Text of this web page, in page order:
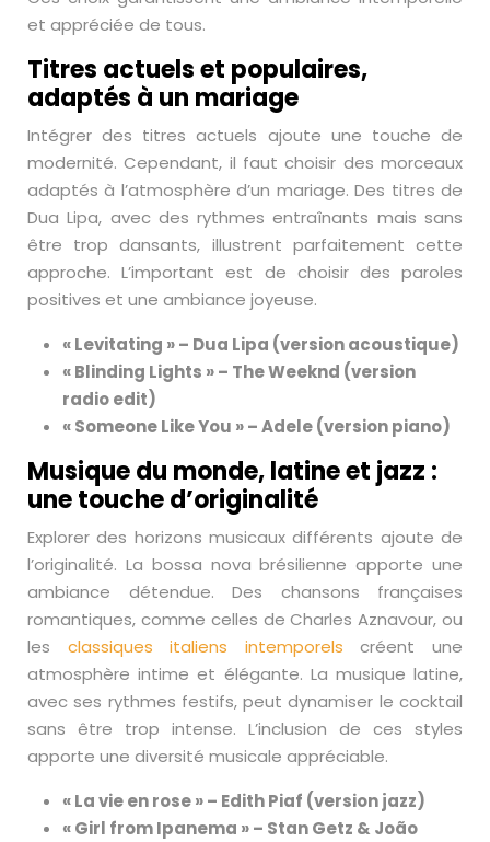
et appréciée de tous.
Titres actuels et populaires,
adaptés à un mariage
Intégrer des titres actuels ajoute une touche de
modernité. Cependant, il faut choisir des morceaux
adaptés à l’atmosphère d’un mariage. Des titres de
Dua Lipa, avec des rythmes entraînants mais sans
être trop dansants, illustrent parfaitement cette
approche. L’important est de choisir des paroles
positives et une ambiance joyeuse.
« Levitating » – Dua Lipa (version acoustique)
« Blinding Lights » – The Weeknd (version
radio edit)
« Someone Like You » – Adele (version piano)
Musique du monde, latine et jazz :
une touche d’originalité
Explorer des horizons musicaux différents ajoute de
l’originalité. La bossa nova brésilienne apporte une
ambiance détendue. Des chansons françaises
romantiques, comme celles de Charles Aznavour, ou
les classiques italiens intemporels créent une
atmosphère intime et élégante. La musique latine,
avec ses rythmes festifs, peut dynamiser le cocktail
sans être trop intense. L’inclusion de ces styles
apporte une diversité musicale appréciable.
« La vie en rose » – Edith Piaf (version jazz)
« Girl from Ipanema » – Stan Getz & João